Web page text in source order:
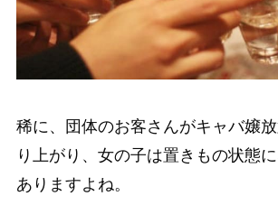
稀に、団体のお客さんがキャバ嬢
り上がり、女の子は置きもの状態
ありますよね。